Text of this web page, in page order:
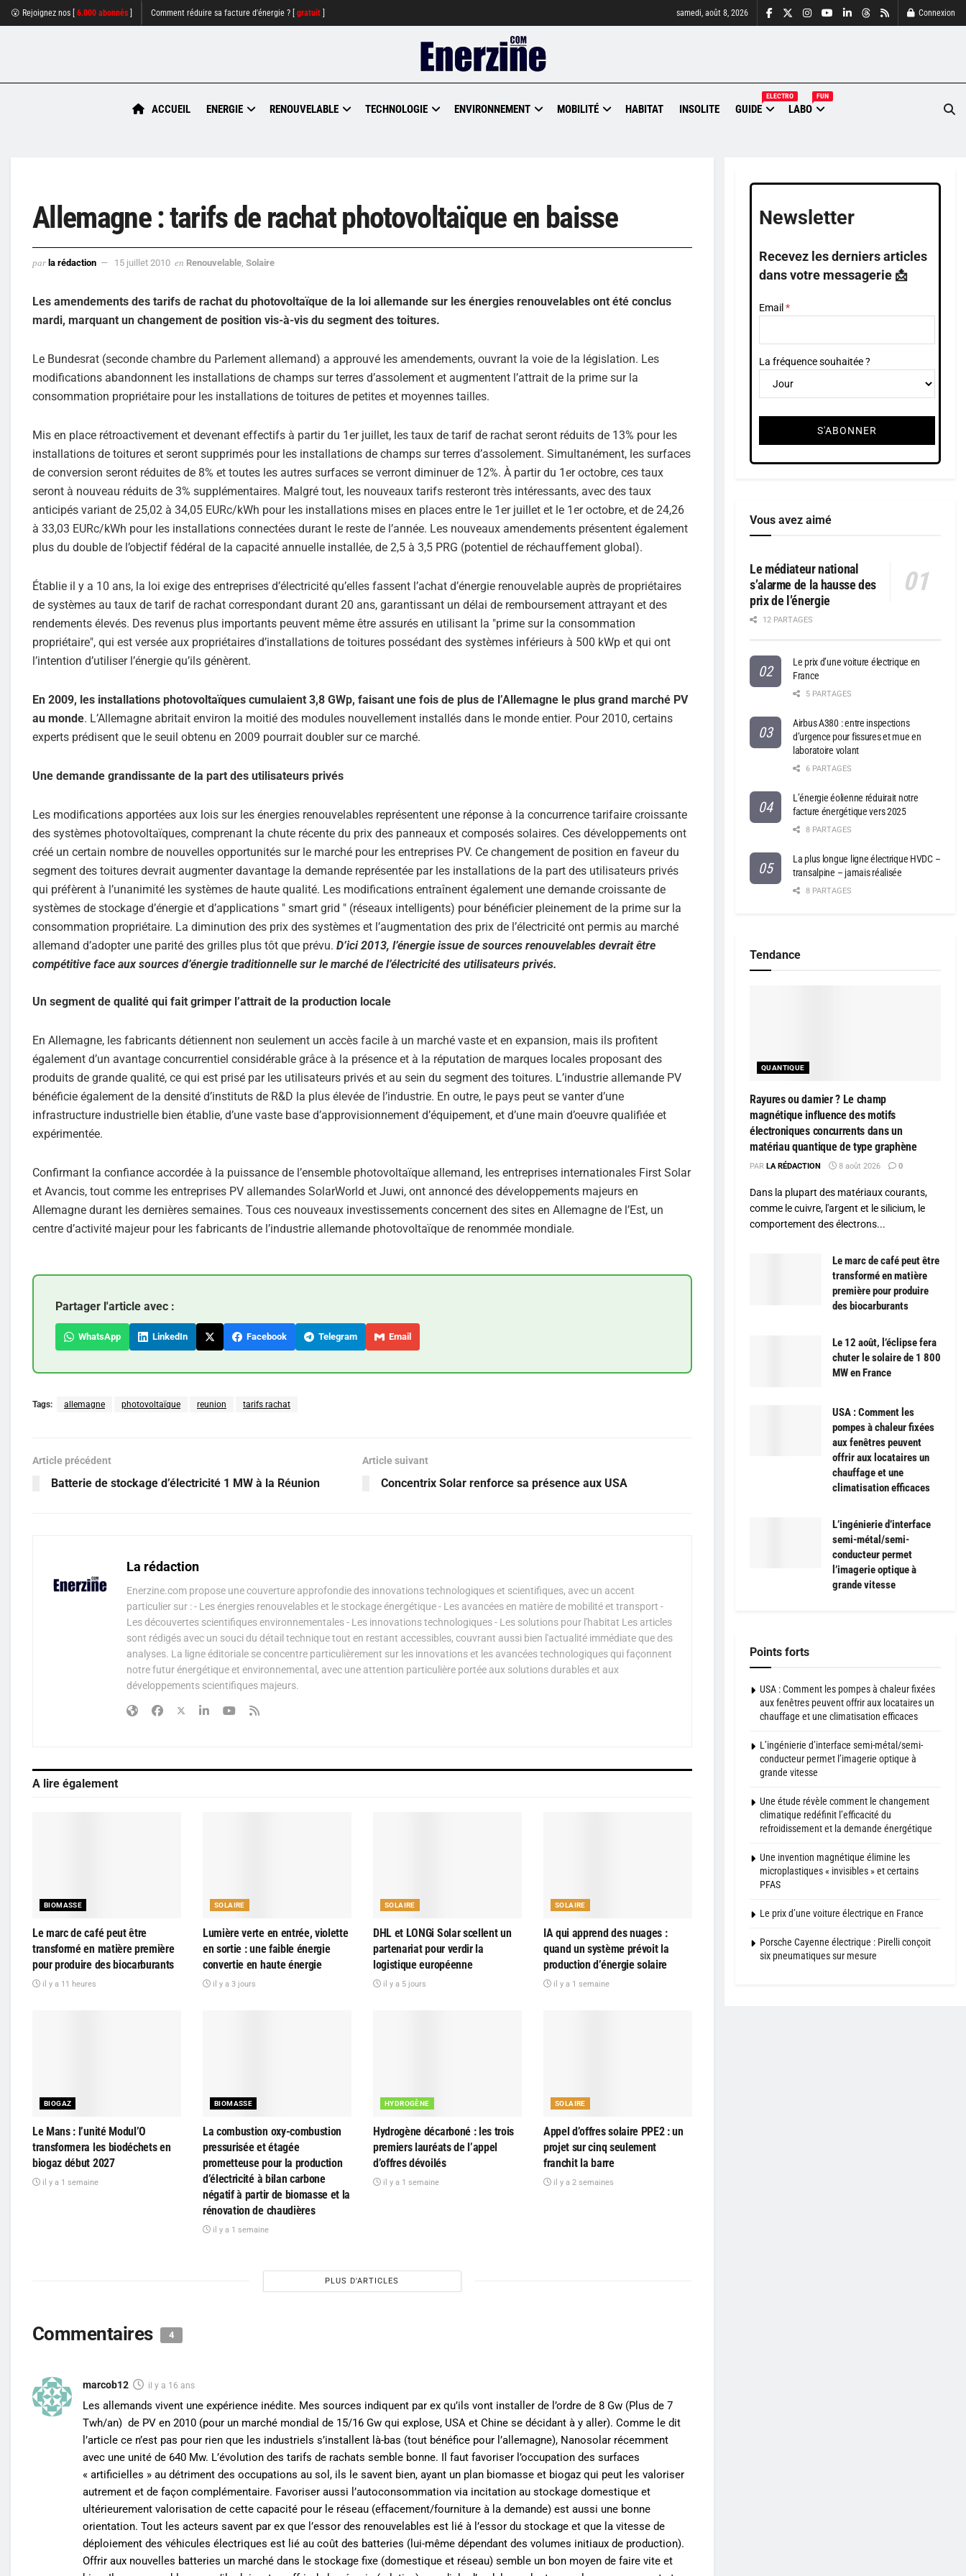
😮 Rejoignez nos [ 6.000 abonnés Comment réduire sa facture d'énergie ? [ gratuit samedi, août 8, 2026 Connexion
ACCUEIL ENERGIE RENOUVELABLE TECHNOLOGIE ENVIRONNEMENT MOBILITÉ HABITAT INSOLITE GUIDE
ELECTRO
LABO
FUN
Allemagne : tarifs de rachat photovoltaïque en baisse
par la rédaction 15 juillet 2010 en Renouvelable Solaire
Les amendements des tarifs de rachat du photovoltaïque de la loi allemande sur les énergies renouvelables ont été conclus
mardi, marquant un changement de position vis-à-vis du segment des toitures.
Le Bundesrat (seconde chambre du Parlement allemand) a approuvé les amendements, ouvrant la voie de la législation. Les
modifications abandonnent les installations de champs sur terres d’assolement et augmentent l’attrait de la prime sur la
consommation propriétaire pour les installations de toitures de petites et moyennes tailles.
Mis en place rétroactivement et devenant effectifs à partir du 1er juillet, les taux de tarif de rachat seront réduits de 13% pour les
installations de toitures et seront supprimés pour les installations de champs sur terres d’assolement. Simultanément, les surfaces
de conversion seront réduites de 8% et toutes les autres surfaces se verront diminuer de 12%. À partir du 1er octobre, ces taux
seront à nouveau réduits de 3% supplémentaires. Malgré tout, les nouveaux tarifs resteront très intéressants, avec des taux
anticipés variant de 25,02 à 34,05 EURc/kWh pour les installations mises en places entre le 1er juillet et le 1er octobre, et de 24,26
à 33,03 EURc/kWh pour les installations connectées durant le reste de l’année. Les nouveaux amendements présentent également
plus du double de l’objectif fédéral de la capacité annuelle installée, de 2,5 à 3,5 PRG (potentiel de réchauffement global).
Établie il y a 10 ans, la loi exige des entreprises d’électricité qu’elles fassent l’achat d’énergie renouvelable auprès de propriétaires
de systèmes au taux de tarif de rachat correspondant durant 20 ans, garantissant un délai de remboursement attrayant et des
rendements élevés. Des revenus plus importants peuvent même être assurés en utilisant la "prime sur la consommation
propriétaire", qui est versée aux propriétaires d’installations de toitures possédant des systèmes inférieurs à 500 kWp et qui ont
l’intention d’utiliser l’énergie qu’ils génèrent.
En 2009, les installations photovoltaïques cumulaient 3,8 GWp, faisant une fois de plus de l’Allemagne le plus grand marché PV
au monde. L’Allemagne abritait environ la moitié des modules nouvellement installés dans le monde entier. Pour 2010, certains
experts prédisent que le seuil obtenu en 2009 pourrait doubler sur ce marché.
Une demande grandissante de la part des utilisateurs privés
Les modifications apportées aux lois sur les énergies renouvelables représentent une réponse à la concurrence tarifaire croissante
des systèmes photovoltaïques, comprenant la chute récente du prix des panneaux et composés solaires. Ces développements ont
créé un certain nombre de nouvelles opportunités sur le marché pour les entreprises PV. Ce changement de position en faveur du
segment des toitures devrait augmenter davantage la demande représentée par les installations de la part des utilisateurs privés
qui préfèrent à l’unanimité les systèmes de haute qualité. Les modifications entraînent également une demande croissante de
systèmes de stockage d’énergie et d’applications " smart grid " (réseaux intelligents) pour bénéficier pleinement de la prime sur la
consommation propriétaire. La diminution des prix des systèmes et l’augmentation des prix de l’électricité ont permis au marché
allemand d’adopter une parité des grilles plus tôt que prévu. D’ici 2013, l’énergie issue de sources renouvelables devrait être
compétitive face aux sources d’énergie traditionnelle sur le marché de l’électricité des utilisateurs privés.
Un segment de qualité qui fait grimper l’attrait de la production locale
En Allemagne, les fabricants détiennent non seulement un accès facile à un marché vaste et en expansion, mais ils profitent
également d’un avantage concurrentiel considérable grâce à la présence et à la réputation de marques locales proposant des
produits de grande qualité, ce qui est prisé par les utilisateurs privés et au sein du segment des toitures. L’industrie allemande PV
bénéficie également de la densité d’instituts de R&D la plus élevée de l’industrie. En outre, le pays peut se vanter d’une
infrastructure industrielle bien établie, d’une vaste base d’approvisionnement d’équipement, et d’une main d’oeuvre qualifiée et
expérimentée.
Confirmant la confiance accordée à la puissance de l’ensemble photovoltaïque allemand, les entreprises internationales First Solar
et Avancis, tout comme les entreprises PV allemandes SolarWorld et Juwi, ont annoncé des développements majeurs en
Allemagne durant les dernières semaines. Tous ces nouveaux investissements concernent des sites en Allemagne de l’Est, un
centre d’activité majeur pour les fabricants de l’industrie allemande photovoltaïque de renommée mondiale.
Partager l'article avec :
WhatsApp LinkedIn Facebook Telegram Email
Tags: allemagne photovoltaïque reunion tarifs rachat
Article précédent
Batterie de stockage d’électricité 1 MW à la Réunion
Article suivant
Concentrix Solar renforce sa présence aux USA
La rédaction
Enerzine.com propose une couverture approfondie des innovations technologiques et scientifiques, avec un accent
particulier sur : - Les énergies renouvelables et le stockage énergétique - Les avancées en matière de mobilité et transport -
Les découvertes scientifiques environnementales - Les innovations technologiques - Les solutions pour l'habitat Les articles
sont rédigés avec un souci du détail technique tout en restant accessibles, couvrant aussi bien l'actualité immédiate que des
analyses. La ligne éditoriale se concentre particulièrement sur les innovations et les avancées technologiques qui façonnent
notre futur énergétique et environnemental, avec une attention particulière portée aux solutions durables et aux
développements scientifiques majeurs.
A lire également
BIOMASSE
Le marc de café peut être
transformé en matière première
pour produire des biocarburants
il y a 11 heures
SOLAIRE
Lumière verte en entrée, violette
en sortie : une faible énergie
convertie en haute énergie
il y a 3 jours
SOLAIRE
DHL et LONGi Solar scellent un
partenariat pour verdir la
logistique européenne
il y a 5 jours
SOLAIRE
IA qui apprend des nuages :
quand un système prévoit la
production d’énergie solaire
il y a 1 semaine
BIOGAZ
Le Mans : l’unité Modul’O
transformera les biodéchets en
biogaz début 2027
il y a 1 semaine
BIOMASSE
La combustion oxy-combustion
pressurisée et étagée
prometteuse pour la production
d’électricité à bilan carbone
négatif à partir de biomasse et la
rénovation de chaudières
il y a 1 semaine
HYDROGÈNE
Hydrogène décarboné : les trois
premiers lauréats de l’appel
d’offres dévoilés
il y a 1 semaine
SOLAIRE
Appel d’offres solaire PPE2 : un
projet sur cinq seulement
franchit la barre
il y a 2 semaines
PLUS D'ARTICLES
Commentaires 4
marcob12 il y a 16 ans
Les allemands vivent une expérience inédite. Mes sources indiquent par ex qu’ils vont installer de l’ordre de 8 Gw (Plus de 7
Twh/an) de PV en 2010 (pour un marché mondial de 15/16 Gw qui explose, USA et Chine se décidant à y aller). Comme le dit
l’article ce n’est pas pour rien que les industriels s’installent là-bas (tout bénéfice pour l’allemagne), Nanosolar récemment
avec une unité de 640 Mw. L’évolution des tarifs de rachats semble bonne. Il faut favoriser l’occupation des surfaces
« artificielles » au détriment des occupations au sol, ils le savent bien, ayant un plan biomasse et biogaz qui peut les valoriser
autrement et de façon complémentaire. Favoriser aussi l’autoconsommation via incitation au stockage domestique et
ultérieurement valorisation de cette capacité pour le réseau (effacement/fourniture à la demande) est aussi une bonne
orientation. Tout les acteurs savent par ex que l’essor des renouvelables est lié à l’essor du stockage et que la vitesse de
déploiement des véhicules électriques est lié au coût des batteries (lui-même dépendant des volumes initiaux de production).
Offrir aux nouvelles batteries un marché dans le stockage fixe (domestique et réseau) semble un bon moyen de faire vite et
Newsletter
Recevez les derniers articles
dans votre messagerie 📩
Email
La fréquence souhaitée ?
Vous avez aimé
Le médiateur national
s’alarme de la hausse des
prix de l’énergie
12 PARTAGES
Le prix d’une voiture électrique en
France
5 PARTAGES
Airbus A380 : entre inspections
d’urgence pour fissures et mue en
laboratoire volant
6 PARTAGES
L’énergie éolienne réduirait notre
facture énergétique vers 2025
8 PARTAGES
La plus longue ligne électrique HVDC –
transalpine – jamais réalisée
8 PARTAGES
Tendance
QUANTIQUE
Rayures ou damier ? Le champ
magnétique influence des motifs
électroniques concurrents dans un
matériau quantique de type graphène
PAR LA RÉDACTION 8 août 2026 0
Dans la plupart des matériaux courants,
comme le cuivre, l'argent et le silicium, le
comportement des électrons...
Le marc de café peut être
transformé en matière
première pour produire
des biocarburants
Le 12 août, l’éclipse fera
chuter le solaire de 1 800
MW en France
USA : Comment les
pompes à chaleur fixées
aux fenêtres peuvent
offrir aux locataires un
chauffage et une
climatisation efficaces
L’ingénierie d’interface
semi-métal/semi-
conducteur permet
l’imagerie optique à
grande vitesse
Points forts
USA : Comment les pompes à chaleur fixées
aux fenêtres peuvent offrir aux locataires un
chauffage et une climatisation efficaces
L’ingénierie d’interface semi-métal/semi-
conducteur permet l’imagerie optique à
grande vitesse
Une étude révèle comment le changement
climatique redéfinit l’efficacité du
refroidissement et la demande énergétique
Une invention magnétique élimine les
microplastiques « invisibles » et certains
PFAS
Le prix d’une voiture électrique en France
Porsche Cayenne électrique : Pirelli conçoit
six pneumatiques sur mesure